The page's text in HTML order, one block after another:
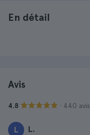
En détail
Avis
4.8 · 440 avis
L L.